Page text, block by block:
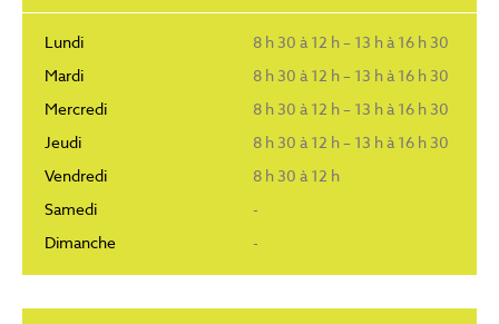
Lundi
8 h 30 à 12 h – 13 h à 16 h 30
Mardi
8 h 30 à 12 h – 13 h à 16 h 30
Mercredi
8 h 30 à 12 h – 13 h à 16 h 30
Jeudi
8 h 30 à 12 h – 13 h à 16 h 30
Vendredi
8 h 30 à 12 h
Samedi
-
Dimanche
-